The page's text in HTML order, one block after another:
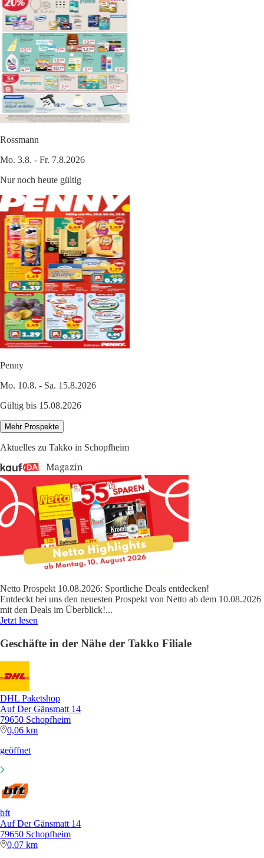
Rossmann
Mo. 3.8. - Fr. 7.8.2026
Nur noch heute gültig
Penny
Mo. 10.8. - Sa. 15.8.2026
Gültig bis 15.08.2026
Mehr Prospekte
Aktuelles zu Takko in Schopfheim
Netto Prospekt 10.08.2026: Sportliche Deals entdecken!
Entdeckt bei uns den neuesten Prospekt von Netto ab dem 10.08.2026
mit den Deals im Überblick!...
Jetzt lesen
Geschäfte in der Nähe der Takko Filiale
DHL Paketshop
Auf Der Gänsmatt 14
79650 Schopfheim
0,06 km
geöffnet
bft
Auf Der Gänsmatt 14
79650 Schopfheim
0,07 km